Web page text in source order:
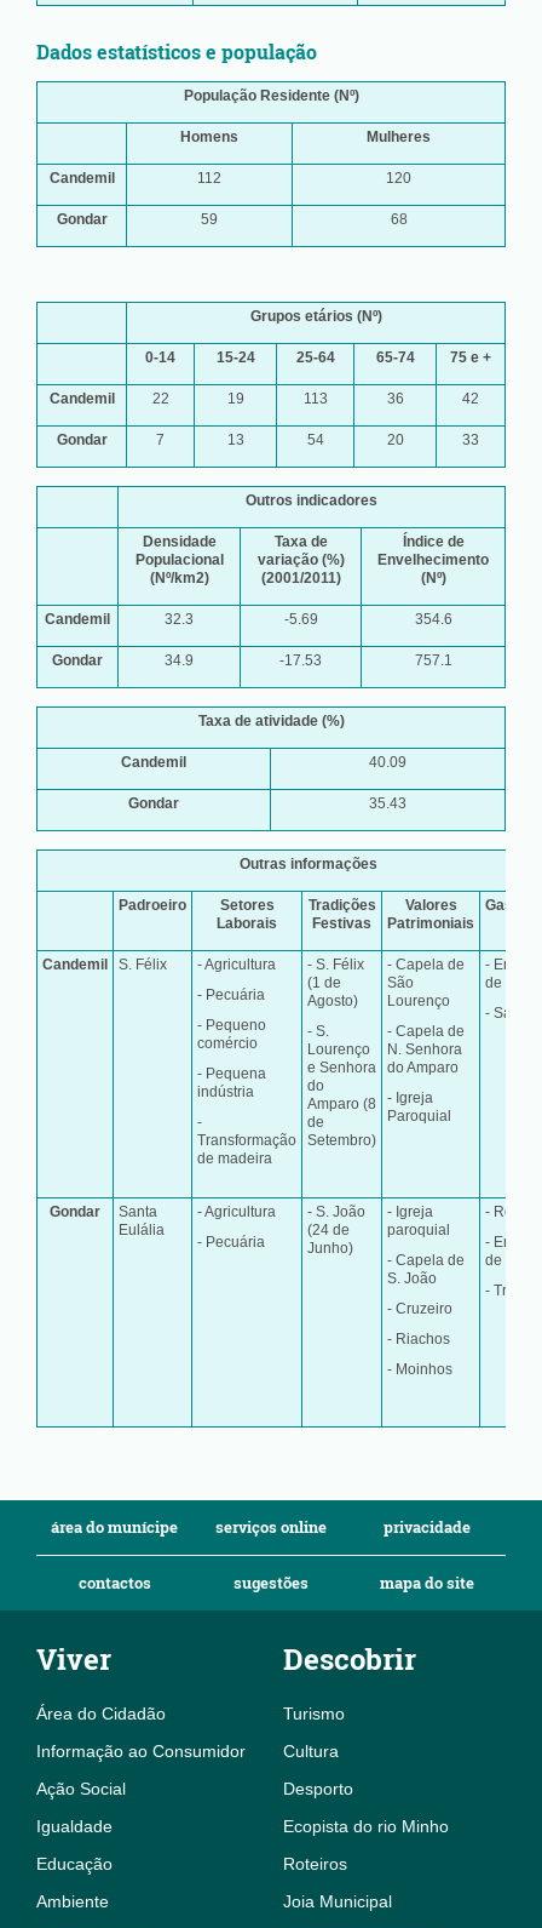
Dados estatísticos e população
População Residente (Nº)
Homens Mulheres
Candemil 112 120
Gondar 59 68
Grupos etários (Nº)
0-14 15-24 25-64 65-74 75 e +
Candemil 22 19 113 36 42
Gondar 7 13 54 20 33
Outros indicadores
Densidade
Populacional
(Nº/km2)
Taxa de
variação (%)
(2001/2011)
Índice de
Envelhecimento
(Nº)
Candemil 32.3 -5.69 354.6
Gondar 34.9 -17.53 757.1
Taxa de atividade (%)
Candemil 40.09
Gondar 35.43
Outras informações
Padroeiro
Setores
Laborais
Tradições
Festivas
Valores
Patrimoniais
Candemil S. Félix - Agricultura
- Pecuária
- Pequeno
comércio
- Pequena
indústria
-
Transformação
de madeira
- S. Félix
(1 de
Agosto)
- S.
Lourenço
e Senhora
do
Amparo (8
de
Setembro)
- Capela de
São
Lourenço
- Capela de
N. Senhora
do Amparo
- Igreja
Paroquial
-
de porco
-
Gondar
Santa
Eulália
- Agricultura
- Pecuária
- S. João
(24 de
Junho)
- Igreja
paroquial
- Capela de
S. João
- Cruzeiro
- Riachos
- Moinhos
- Rojões
-
de porco
- Trutas
área do munícipe serviços online privacidade
contactos sugestões mapa do site
Viver
Área do Cidadão
Informação ao Consumidor
Ação Social
Igualdade
Educação
Ambiente
Descobrir
Turismo
Cultura
Desporto
Ecopista do rio Minho
Roteiros
Joia Municipal